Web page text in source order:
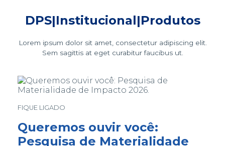
DPS|Institucional|Produtos
Lorem ipsum dolor sit amet, consectetur adipiscing elit.
Sem sagittis at eget curabitur faucibus ut.
FIQUE LIGADO
Queremos ouvir você:
Pesquisa de Materialidade